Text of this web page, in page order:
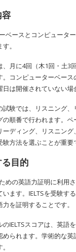
ベースとコンピュータ
。
月に4回（木1回・土3
コンピューターベース
は開催されていない場
試験では、リスニング、
の順番で行われます。
ディング、リスニン
方法を選ぶことが重要
目的
めの英語力証明に利用
ます。IELTSを受験す
を証明することです。
IELTSスコアは、英語
られます。学術的な